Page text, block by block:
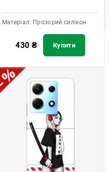
Матеріал: Прозорий силікон
430 ₴ Купити